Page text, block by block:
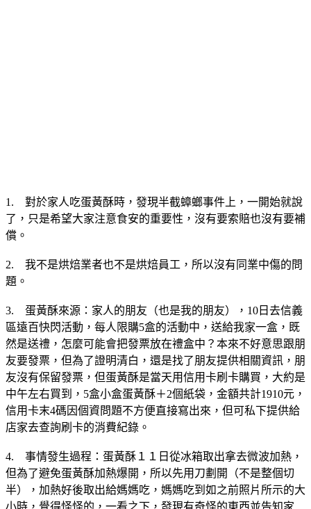
1.　對於家人吃蛋黃酥時，發現半截蟑螂事件上，一開始就說
了，只是希望大家注意食安的重要性，沒有要索賠也沒有要補
償。
2.　我不是烘焙業者也不是烘焙員工，所以沒有同業中傷的問
題。
3.　蛋黃酥來源：家人的朋友（也是我的朋友），10日去信義
區遠百快閃活動，每人限購5盒的活動中，送給我家一盒，既
然是送禮，怎麼可能會把發票放在禮盒中？本來不好意思跟朋
友要發票，但為了證明清白，還是找了朋友提供相關資訊，朋
友沒有保留發票，但蛋黃酥是當天用信用卡刷卡購買，大約是
中午左右買到，5盒小盒蛋黃酥＋2個紙袋，金額共計1910元，
信用卡末4碼因個資問題不方便直接寫出來，但可私下提供給
店家去查詢刷卡的消費紀錄。
4.　事情發生過程：蛋黃酥１１日從冰箱取出拿去微波加熱，
但為了避免蛋黃酥加熱爆開，所以先用刀劃開（不是整個切
半），加熱好後取出給媽媽吃，媽媽吃到如之前照片所示的大